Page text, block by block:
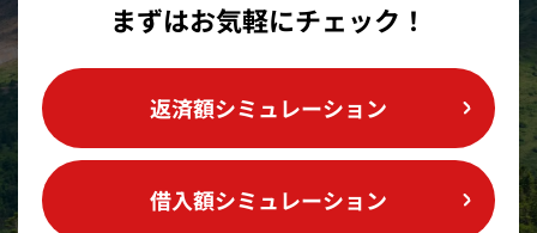
まずはお気軽にチェック！
返済額シミュレーション
借入額シミュレーション